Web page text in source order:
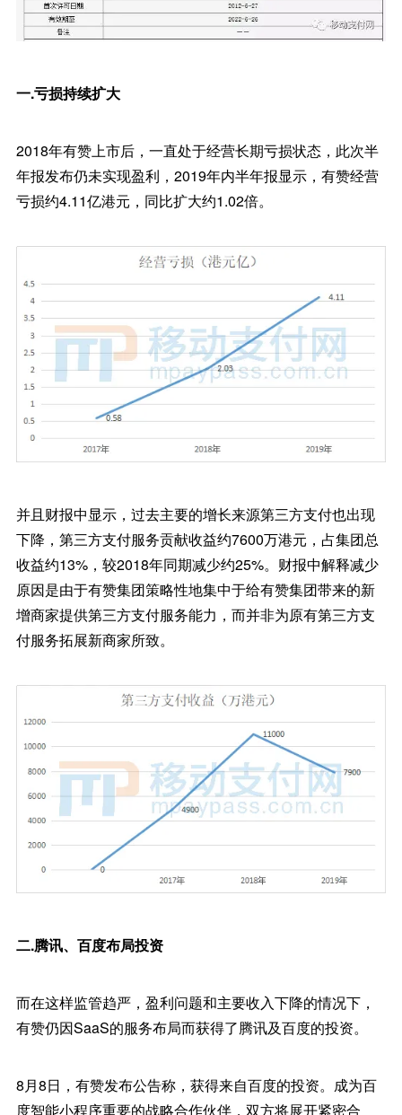
一.亏损持续扩大
2018年有赞上市后，一直处于经营长期亏损状态，此次半
年报发布仍未实现盈利，2019年内半年报显示，有赞经营
亏损约4.11亿港元，同比扩大约1.02倍。
并且财报中显示，过去主要的增长来源第三方支付也出现
下降，第三方支付服务贡献收益约7600万港元，占集团总
收益约13%，较2018年同期减少约25%。财报中解释减少
原因是由于有赞集团策略性地集中于给有赞集团带来的新
增商家提供第三方支付服务能力，而并非为原有第三方支
付服务拓展新商家所致。
二.腾讯、百度布局投资
而在这样监管趋严，盈利问题和主要收入下降的情况下，
有赞仍因SaaS的服务布局而获得了腾讯及百度的投资。
8月8日，有赞发布公告称，获得来自百度的投资。成为百
度智能小程序重要的战略合作伙伴，双方将展开紧密合